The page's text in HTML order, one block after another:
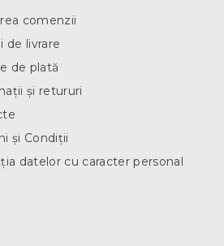
comenzii
de livrare
de plată
și retururi
și Condiții
datelor cu caracter personal